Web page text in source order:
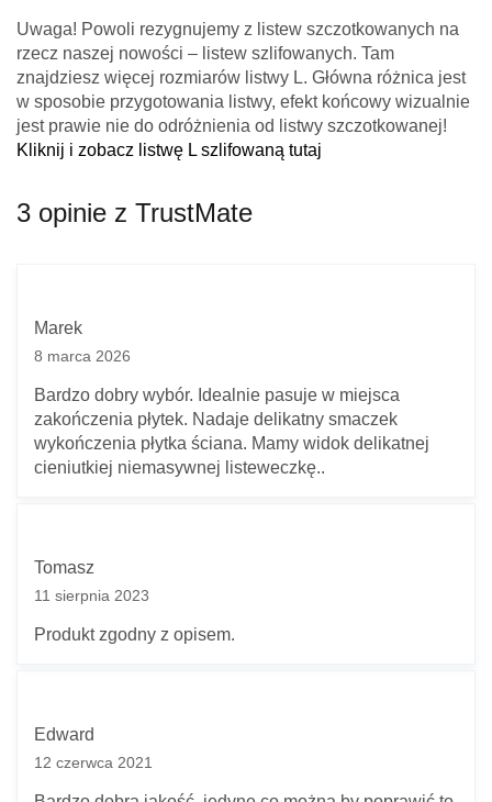
Uwaga! Powoli rezygnujemy z listew szczotkowanych na
rzecz naszej nowości – listew szlifowanych. Tam
znajdziesz więcej rozmiarów listwy L. Główna różnica jest
w sposobie przygotowania listwy, efekt końcowy wizualnie
jest prawie nie do odróżnienia od listwy szczotkowanej!
Kliknij i zobacz listwę L szlifowaną tutaj
3 opinie z TrustMate
Marek
8 marca 2026
Bardzo dobry wybór. Idealnie pasuje w miejsca
zakończenia płytek. Nadaje delikatny smaczek
wykończenia płytka ściana. Mamy widok delikatnej
cieniutkiej niemasywnej listeweczkę..
Tomasz
11 sierpnia 2023
Produkt zgodny z opisem.
Edward
12 czerwca 2021